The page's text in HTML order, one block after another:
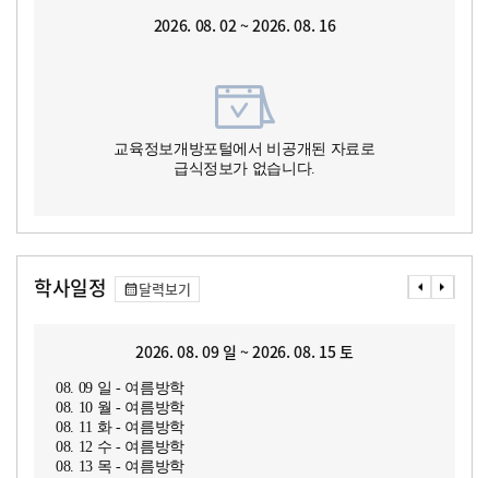
2026. 08. 02 ~ 2026. 08. 16
교육정보개방포털에서 비공개된 자료로
급식정보가 없습니다.
학사일정 달력보기
2026. 08. 09 일 ~ 2026. 08. 15 토
08. 09 일 - 여름방학
08. 10 월 - 여름방학
08. 11 화 - 여름방학
08. 12 수 - 여름방학
08. 13 목 - 여름방학